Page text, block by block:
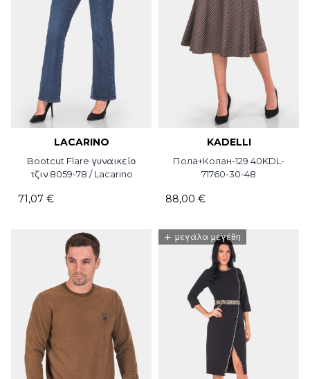
LACARINO
Bootcut Flare γυναικείο
τζιν 8059-78 / Lacarino
71,07 €
KADELLI
Пола+Колан-129 40KDL-
71760-30-48
88,00 €
+ μεγάλα μεγέθη